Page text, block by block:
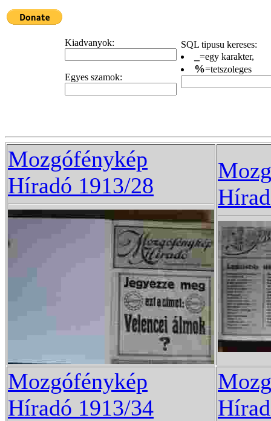
Kiadvanyok:
Egyes szamok:
SQL tipusu kereses:
=egy karakter,
%=tetszoleges
Mozgófénykép
Híradó 1913/28
Mozgófénykép
Híradó 1913/34